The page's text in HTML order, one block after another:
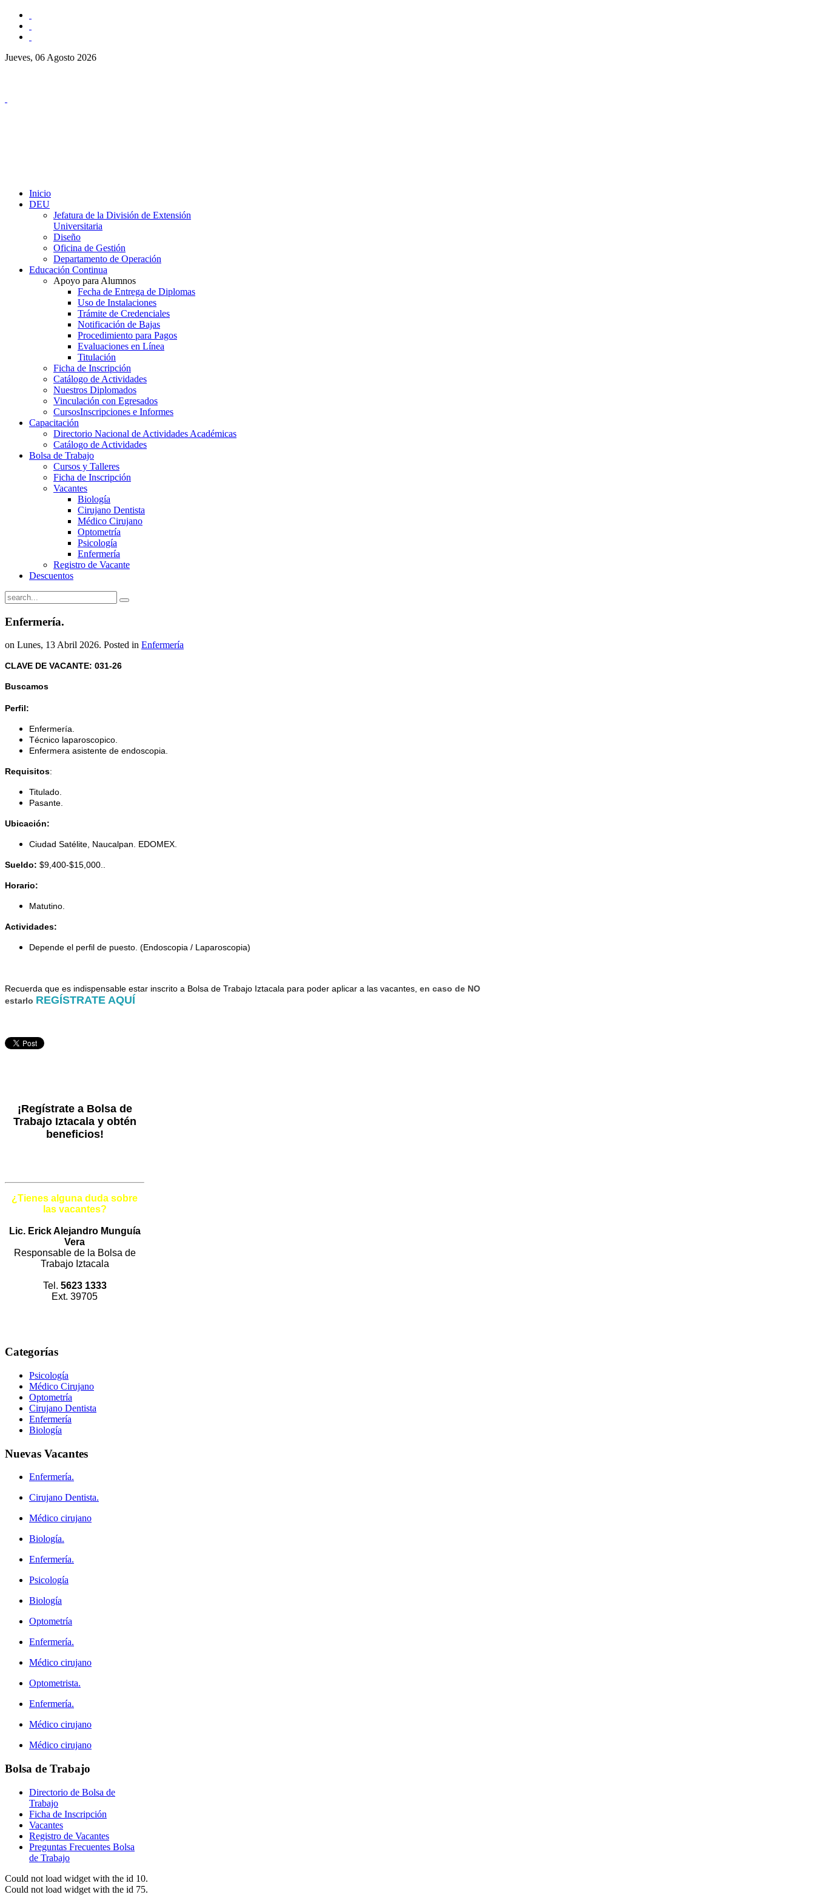
Jueves, 06 Agosto 2026
Inicio
DEU
Jefatura de la División de Extensión
Universitaria
Diseño
Oficina de Gestión
Departamento de Operación
Educación Continua
Apoyo para Alumnos
Fecha de Entrega de Diplomas
Uso de Instalaciones
Trámite de Credenciales
Notificación de Bajas
Procedimiento para Pagos
Evaluaciones en Línea
Titulación
Ficha de Inscripción
Catálogo de Actividades
Nuestros Diplomados
Vinculación con Egresados
CursosInscripciones e Informes
Capacitación
Directorio Nacional de Actividades Académicas
Catálogo de Actividades
Bolsa de Trabajo
Cursos y Talleres
Ficha de Inscripción
Vacantes
Biología
Cirujano Dentista
Médico Cirujano
Optometría
Psicología
Enfermería
Registro de Vacante
Descuentos
Enfermería.
on Lunes, 13 Abril 2026. Posted in Enfermería
CLAVE DE VACANTE: 031-26
Buscamos
Perfil:
Enfermería.
Técnico laparoscopico.
Enfermera asistente de endoscopia.
Requisitos:
Titulado.
Pasante.
Ubicación:
Ciudad Satélite, Naucalpan. EDOMEX.
Sueldo: $9,400-$15,000..
Horario:
Matutino.
Actividades:
Depende el perfil de puesto. (Endoscopia / Laparoscopia)
Recuerda que es indispensable estar inscrito a Bolsa de Trabajo Iztacala para poder aplicar a las vacantes, en caso de NO
estarlo REGÍSTRATE AQUÍ
¡Regístrate a Bolsa de
Trabajo Iztacala y obtén
beneficios!
¿Tienes alguna duda sobre
las vacantes?
Lic. Erick Alejandro Munguía
Vera
Responsable de la Bolsa de
Trabajo Iztacala
Tel. 5623 1333
Ext. 39705
Categorías
Psicología
Médico Cirujano
Optometría
Cirujano Dentista
Enfermería
Biología
Nuevas Vacantes
Enfermería.
Cirujano Dentista.
Médico cirujano
Biología.
Enfermería.
Psicología
Biología
Optometría
Enfermería.
Médico cirujano
Optometrista.
Enfermería.
Médico cirujano
Médico cirujano
Bolsa de Trabajo
Directorio de Bolsa de
Trabajo
Ficha de Inscripción
Vacantes
Registro de Vacantes
Preguntas Frecuentes Bolsa
de Trabajo
Could not load widget with the id 10.
Could not load widget with the id 75.